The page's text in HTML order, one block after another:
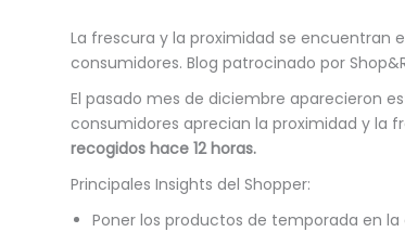
La frescura y la proximidad se encuentran
consumidores. Blog patrocinado por
El pasado mes de diciembre aparecieron
consumidores aprecian la proximidad y la
recogidos hace 12 horas.
Principales Insights del Shopper:
Poner los productos de temporada en